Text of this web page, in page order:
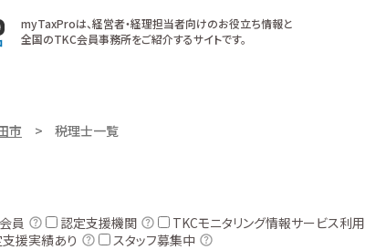
myTaxProは、経営者・経理担当者向けのお役立ち情報と
全国のTKC会員事務所をご紹介するサイトです。
市 税理士一覧
員 認定支援機関
TKCモニタリング情報サービス利用
援実績あり
スタッフ募集中